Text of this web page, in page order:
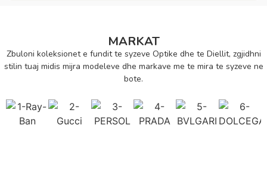
MARKAT
Zbuloni koleksionet e fundit te syzeve Optike dhe te Diellit, zgjidhni
stilin tuaj midis mijra modeleve dhe markave me te mira te syzeve ne
bote.